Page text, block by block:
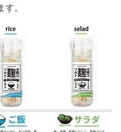
。